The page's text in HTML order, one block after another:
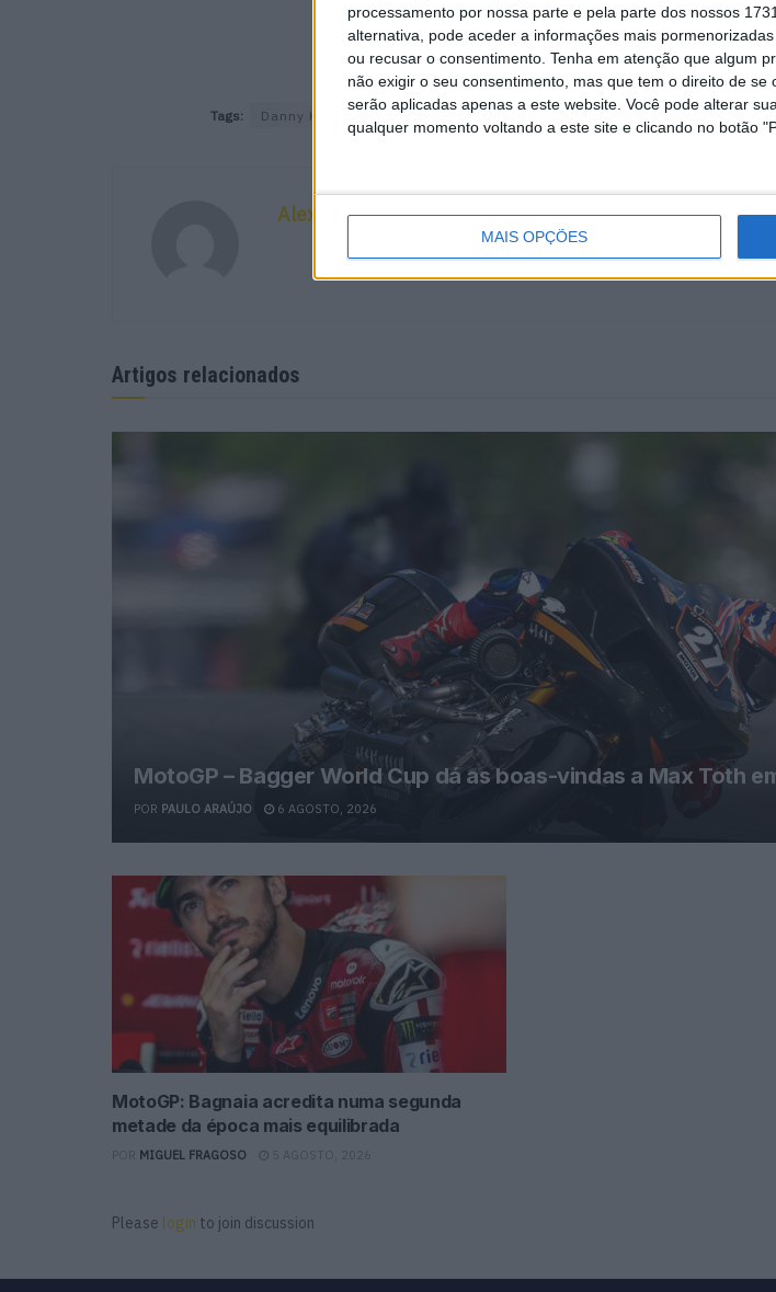
processamento por nossa parte e pela parte dos nossos
alternativa, pode aceder a informações mais
ou recusar o consentimento. Tenha em atenção que algum
não exigir o seu consentimento, mas que tem o direito de
serão aplicadas apenas a este website. Você pode alterar
qualquer momento voltando a este site e clicando no botão
MAIS OPÇÕES
Tags: Danny Kent Moto2
Alexandre Melo
Artigos relacionados
MotoGP – Bagger World Cup dá as boas-vindas a Max Toth
POR PAULO ARAÚJO 6 AGOSTO, 2026
MotoGP: Bagnaia acredita numa segunda
metade da época mais equilibrada
MIGUEL FRAGOSO 5 AGOSTO, 2026
Please login to join discussion